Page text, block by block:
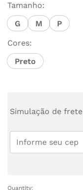
Tamanho:
G
M P
Cores:
Preto
Simulação de frete
Quantity: